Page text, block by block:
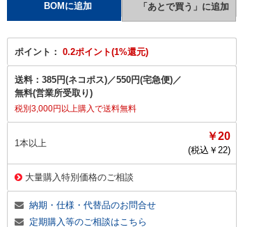
ポイント： 0.2ポイント(1%還元)
送料： 385円(ネコポス)／550円(宅急便)／
無料(営業所受取り)
税別3,000円以上購入で送料無料
1本以上
￥20
(税込￥ 22)
大量購入特別価格のご相談
納期・仕様・代替品のお問合せ
定期購入等のご相談はこちら